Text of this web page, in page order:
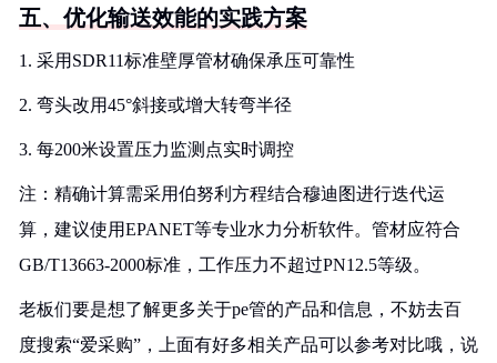
五、优化输送效能的实践方案
1. 采用SDR11标准壁厚管材确保承压可靠性
2. 弯头改用45°斜接或增大转弯半径
3. 每200米设置压力监测点实时调控
注：精确计算需采用伯努利方程结合穆迪图进行迭代运
算，建议使用EPANET等专业水力分析软件。管材应符合
GB/T13663-2000标准，工作压力不超过PN12.5等级。
老板们要是想了解更多关于pe管的产品和信息，不妨去百
度搜索“爱采购”，上面有好多相关产品可以参考对比哦，说